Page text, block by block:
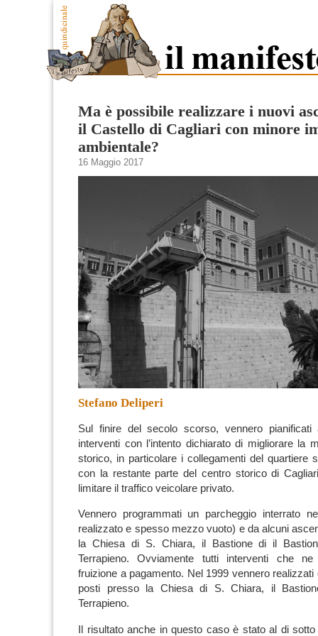
Ma è possibile realizzare i nuovi
il Castello di Cagliari con minore
ambientale?
16 Maggio 2017
Stefano Deliperi
Sul finire del secolo scorso, vennero
interventi con l’intento dichiarato di migliorare la
storico, in particolare i collegamenti del quartiere
con la restante parte del centro storicodi Cagliari
limitare il traffico veicolare privato.
Vennero programmati un parcheggio interrato
realizzato e spesso mezzo vuoto) e da alcuni
la Chiesa di S. Chiara, il Bastione di il
Terrapieno. Ovviamente tutti interventi che
fruizione a pagamento. Nel 1999 vennero
posti presso la Chiesa di S. Chiara, il
Terrapieno.
Il risultato anche in questo caso è stato al di